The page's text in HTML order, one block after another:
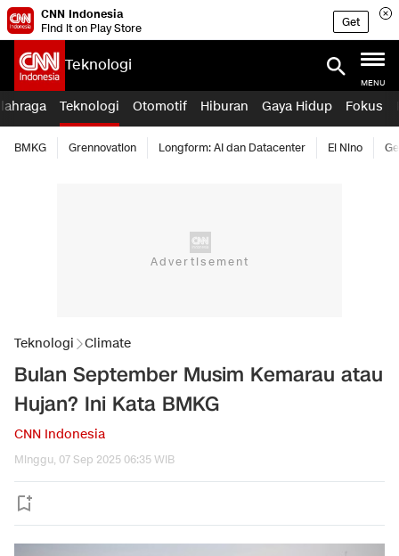
CNN Indonesia
Find it on Play Store
Get
Teknologi
MENU
Teknologi Otomotif Hiburan Gaya Hidup Fokus
BMKG Grennovation Longform: AI dan Datacenter El Nino
Teknologi Climate
Bulan September Musim Kemarau atau
Hujan? Ini Kata BMKG
CNN Indonesia
Minggu, 07 Sep 2025 06:35 WIB